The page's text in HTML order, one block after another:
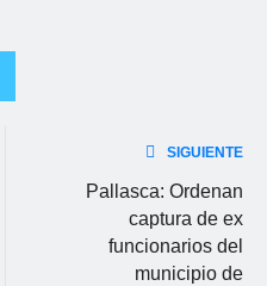
SIGUIENTE
Pallasca: Ordenan
captura de ex
funcionarios del
municipio de